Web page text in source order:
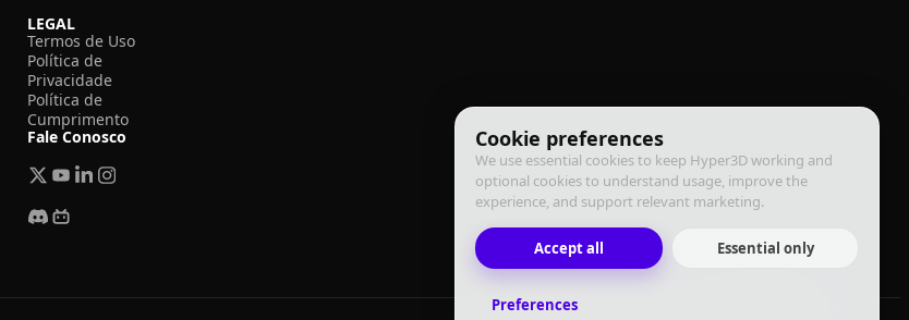
Cookie preferences
We use essential cookies to keep Hyper3D working and
optional cookies to understand usage, improve the
experience, and support relevant marketing.
Accept all Essential only
Preferences
LEGAL
Termos de Uso
Política de
Privacidade
Política de
Cumprimento
Fale Conosco